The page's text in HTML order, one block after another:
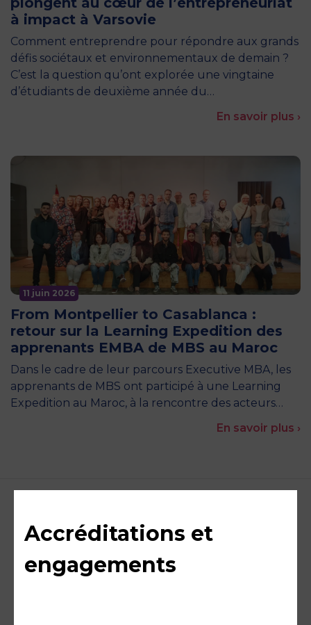
à impact à Varsovie
Comment entreprendre pour répondre aux grands
défis sociétaux et environnementaux de demain ?
C’est la question qu’ont explorée une vingtaine
d’étudiants de deuxième année du…
En savoir plus ›
11 juin 2026
From Montpellier to Casablanca :
retour sur la Learning Expedition des
apprenants EMBA de MBS au Maroc
Dans le cadre de leur parcours Executive MBA, les
apprenants de MBS ont participé à une Learning
Expedition au Maroc, à la rencontre des acteurs…
En savoir plus ›
Accréditations et
engagements